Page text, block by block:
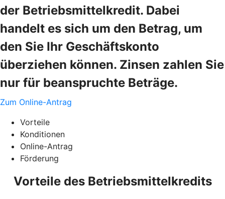
der Betriebsmittelkredit. Dabei
handelt es sich um den Betrag, um
den Sie Ihr Geschäftskonto
überziehen können. Zinsen zahlen Sie
nur für beanspruchte Beträge.
Zum Online-Antrag
Vorteile
Konditionen
Online-Antrag
Förderung
Vorteile des Betriebsmittelkredits